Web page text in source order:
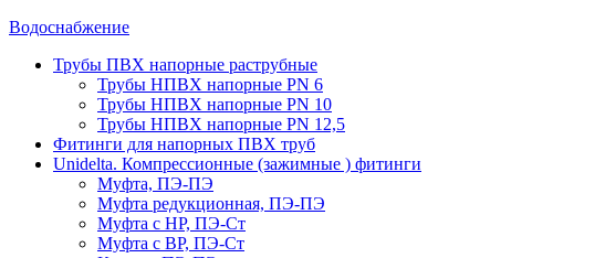
Водоснабжение
Трубы ПВХ напорные раструбные
Трубы НПВХ напорные PN 6
Трубы НПВХ напорные PN 10
Трубы НПВХ напорные PN 12,5
Фитинги для напорных ПВХ труб
Unidelta. Компрессионные (зажимные ) фитинги
Муфта, ПЭ-ПЭ
Муфта редукционная, ПЭ-ПЭ
Муфта с НР, ПЭ-Ст
Муфта с ВР, ПЭ-Ст